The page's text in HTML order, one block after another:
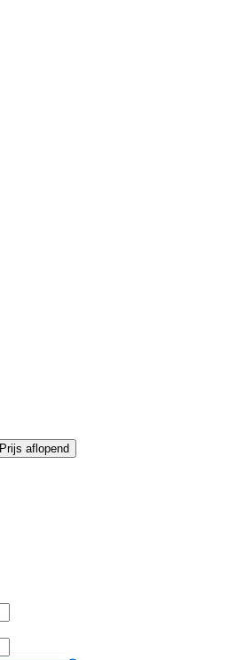
Prijs aflopend